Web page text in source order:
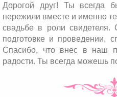
Дорогой друг! Ты всегда
пережили вместе и именно
свадьбе в роли
подготовке и проведении,
Спасибо, что внес в наш
радости. Ты всегда можешь